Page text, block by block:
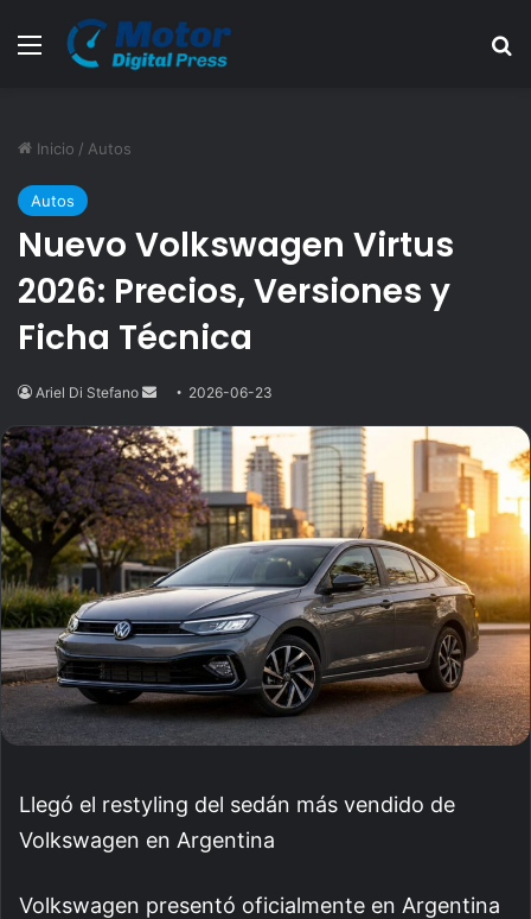
Menú
Inicio / Autos
Autos
Nuevo Volkswagen Virtus
2026: Precios, Versiones y
Ficha Técnica
Ariel Di Stefano
Send
email
2026-06-23
Llegó el restyling del sedán más vendido de
Volkswagen en Argentina
Volkswagen presentó oficialmente en Argentina